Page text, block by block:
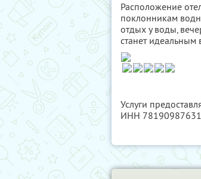
Расположение
поклонникам
отдых у воды,
станет
Услуги
ИНН